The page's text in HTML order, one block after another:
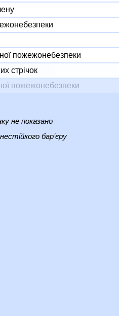
пожежонебезпеки
стрічок
пожежонебезпеки
не показано
бар’єру